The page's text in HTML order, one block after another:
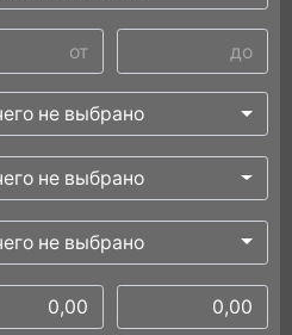
не выбрано
не выбрано
не выбрано